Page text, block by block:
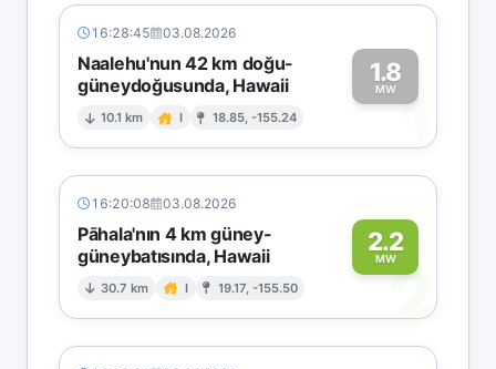
16:28:45 03.08.2026
Naalehu'nun 42 km doğu-
güneydoğusunda, Hawaii
10.1 km I 18.85, -155.24
1.8
MW1
16:20:08 03.08.2026
Pāhala'nın 4 km güney-
güneybatısında, Hawaii
30.7 km I 19.17, -155.50
2.2
MW2